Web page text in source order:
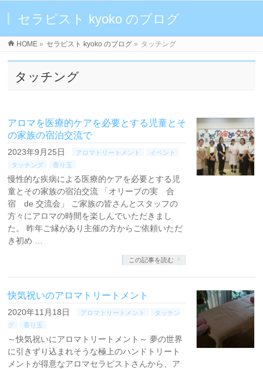
セラピスト kyoko のブログ
HOME » セラピスト kyoko のブログ » タッチング
タッチング
アロマを医療的ケアを必要とする児童とそ
の家族の宿泊交流で
2023年9月25日 アロマトリートメント
イベント
タッチング
香り玉
慢性的な疾病による医療的ケアを必要とする児
童とその家族の宿泊交流 「オリーブの実 合
宿 de 交流会」 ご家族の皆さんとスタッフの
方々にアロマの時間を楽しんでいただきまし
た。 昨年ご縁があり主催の方からご依頼いただ
き初め …
この記事を読む
快気祝いのアロマトリートメント
2020年11月18日 アロマトリートメント
タッチン
グ
香り玉
～快気祝いにアロマトリートメント～ 夢の世界
に引きずり込まれそうな極上のハンドトリート
メントが得意なアロマセラピストさんから、ア